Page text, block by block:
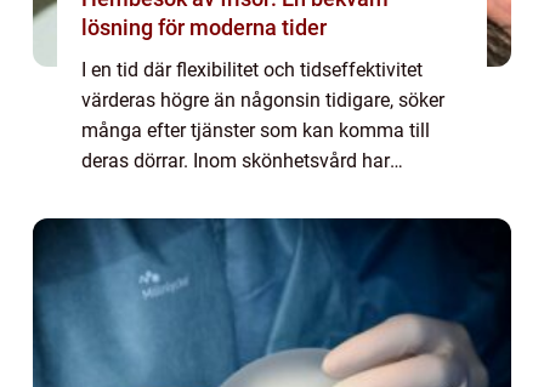
lösning för moderna tider
I en tid där flexibilitet och tidseffektivitet
värderas högre än någonsin tidigare, söker
många efter tjänster som kan komma till
deras dörrar. Inom skönhetsvård har